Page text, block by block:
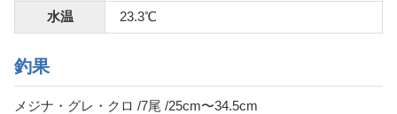
水温 23.3℃
釣果
メジナ・グレ・クロ /7尾 /25cm〜34.5cm